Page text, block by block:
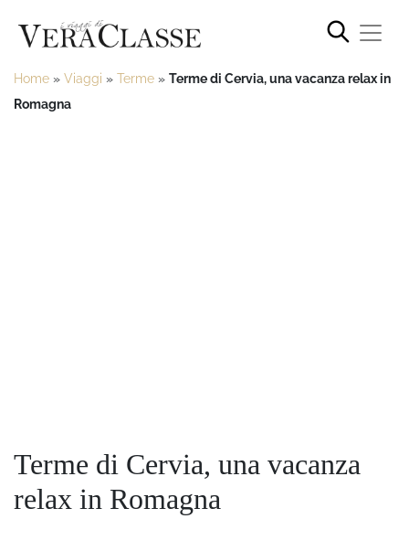
Home » Viaggi » Terme » Terme di Cervia, una vacanza relax in
Romagna
Terme di Cervia, una vacanza
relax in Romagna